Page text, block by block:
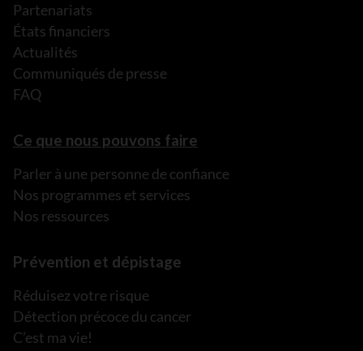
Partenariats
États financiers
Actualités
Communiqués de presse
FAQ
Ce que nous pouvons faire
Parler à une personne de confiance
Nos programmes et services
Nos ressources
Prévention et dépistage
Réduisez votre risque
Détection précoce du cancer
C’est ma vie!